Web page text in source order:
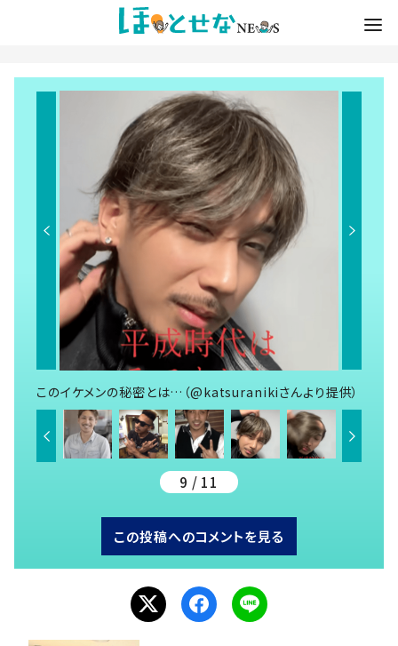
このイケメンの秘密とは…（@katsuranikiさんより提供）
9 / 11
この投稿へのコメントを見る